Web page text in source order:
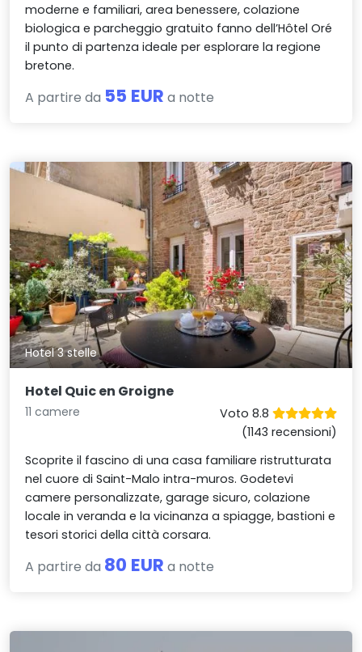
moderne e familiari, area benessere, colazione
biologica e parcheggio gratuito fanno dell’Hôtel Oré
il punto di partenza ideale per esplorare la regione
bretone.
A partire da 55 EUR a notte
Hotel 3 stelle
Hotel Quic en Groigne
11 camere
Voto 8.8
(1143 recensioni)
Scoprite il fascino di una casa familiare ristrutturata
nel cuore di Saint-Malo intra-muros. Godetevi
camere personalizzate, garage sicuro, colazione
locale in veranda e la vicinanza a spiagge, bastioni e
tesori storici della città corsara.
A partire da 80 EUR a notte